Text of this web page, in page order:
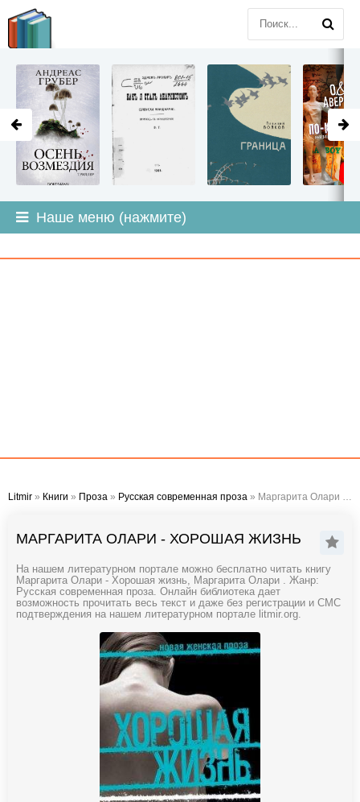
Наше меню (нажмите)
Litmir » Книги » Проза » Русская современная проза » Маргарита Олари - Хорошая жизнь
МАРГАРИТА ОЛАРИ - ХОРОШАЯ ЖИЗНЬ
На нашем литературном портале можно бесплатно читать книгу
Маргарита Олари - Хорошая жизнь, Маргарита Олари . Жанр:
Русская современная проза. Онлайн библиотека дает
возможность прочитать весь текст и даже без регистрации и СМС
подтверждения на нашем литературном портале litmir.org.
LITMIR.ORG